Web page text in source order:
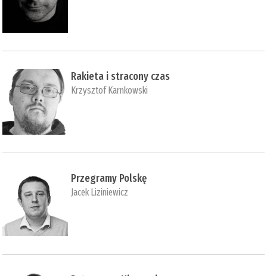
Rakieta i stracony czas
Krzysztof Karnkowski
Przegramy Polskę
Jacek Liziniewicz